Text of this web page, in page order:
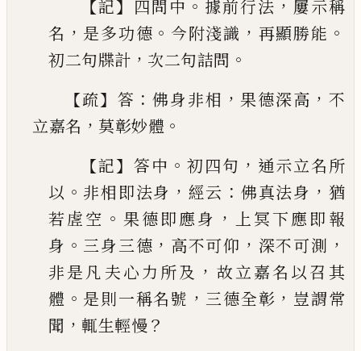
【記】 四問中 。 據前行法 ， 屢示稱
名 ， 是多功德 。 今附淺識 ， 再顯勝能 。
初二句牒計 ， 次二句詰問 。
【疏】 答 ：佛身非相 ， 果德深高 ， 不
立嘉名 ， 莫彰妙體 。
【記】 答中 。 初四句 ， 通示立名所
以 。 非相即法身 ， 經云 ： 佛真法身 ， 猶
若虗空 。 果德即應身 ，
上冥下應即報
身 。 三身三德 ， 高不可仰 ， 深不可測 ，
非是凡夫心力所及 ， 故立嘉名以召其
體 。 是則一稱名號 ， 三德全彰 ， 豈謂常
聞 ， 輒生輕慢？